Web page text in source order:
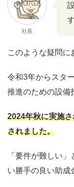
社長
このような疑問に
令和3年からスタ
推進のための設備
2024年秋に実施
されました。
「要件が難しい
い勝手の良い助成